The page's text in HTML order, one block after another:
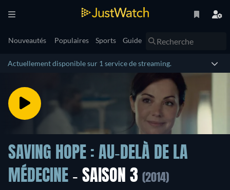
Nouveautés Populaires Sports Guide
Actuellement disponible sur 1 service de streaming.
SAVING HOPE : AU-DELÀ DE LA
MÉDECINE - SAISON 3 (2014)